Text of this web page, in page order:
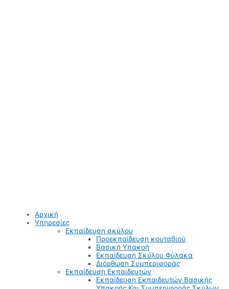
Αρχική
Υπηρεσίες
Εκπαίδευση σκύλου
Προεκπαίδευση κουταβιού
Βασική Υπακοή
Εκπαίδευση Σκύλου Φύλακα
Διόρθωση Συμπεριφοράς
Εκπαίδευση Εκπαιδευτών
Εκπαίδευση Εκπαιδευτών Βασικής